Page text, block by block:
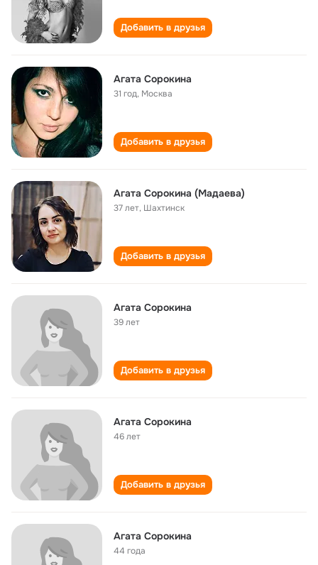
Добавить в друзья
Агата Сорокина
31 год, Москва
Добавить в друзья
Агата Сорокина (Мадаева)
37 лет, Шахтинск
Добавить в друзья
Агата Сорокина
39 лет
Добавить в друзья
Агата Сорокина
46 лет
Добавить в друзья
Агата Сорокина
44 года